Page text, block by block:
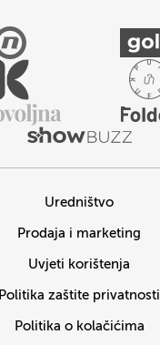
Uredništvo
Prodaja i marketing
Uvjeti korištenja
Politika zaštite privatnosti
Politika o kolačićima